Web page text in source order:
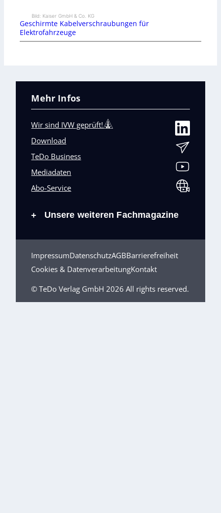
Bild: Kaiser GmbH & Co. KG
Geschirmte Kabelverschraubungen für
Elektrofahrzeuge
Mehr Infos
Wir sind IVW geprüft!
Download
TeDo Business
Mediadaten
Abo-Service
+ Unsere weiteren Fachmagazine
ImpressumDatenschutzAGBBarrierefreiheit
Cookies & DatenverarbeitungKontakt
© TeDo Verlag GmbH 2026 All rights reserved.